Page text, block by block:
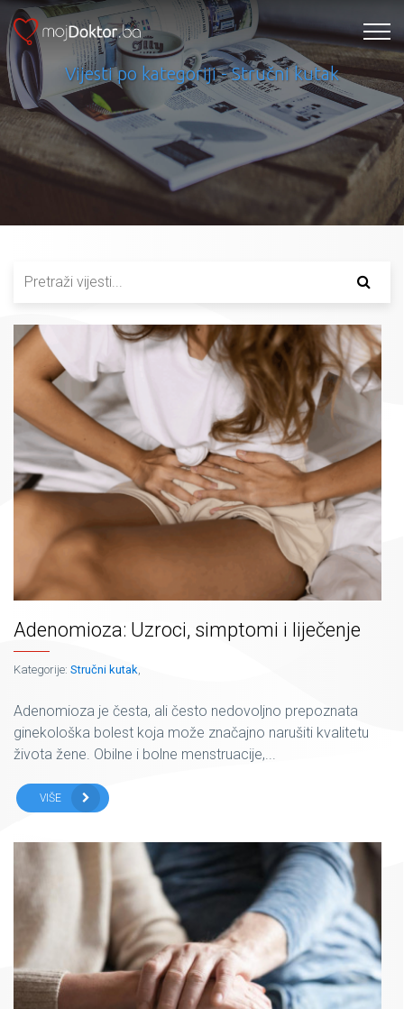
Vijesti po kategoriji - Stručni kutak
Adenomioza: Uzroci, simptomi i liječenje
Kategorije: Stručni kutak,
Adenomioza je česta, ali često nedovoljno prepoznata
ginekološka bolest koja može značajno narušiti kvalitetu
života žene. Obilne i bolne menstruacije,...
VIŠE